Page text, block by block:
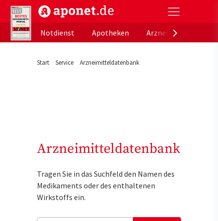
aponet.de - Das offizielle Gesundheitsportal der
Notdienst
Apotheken
Start Service Arzneimitteldatenbank
Arzneimitteldatenbank
Tragen Sie in das Suchfeld den Namen des
Medikaments oder des enthaltenen
Wirkstoffs ein.